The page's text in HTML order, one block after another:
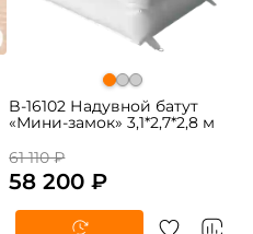
B-16102 Надувной батут
«Мини-замок» 3,1*2,7*2,8 м
61 110 ₽
58 200 ₽